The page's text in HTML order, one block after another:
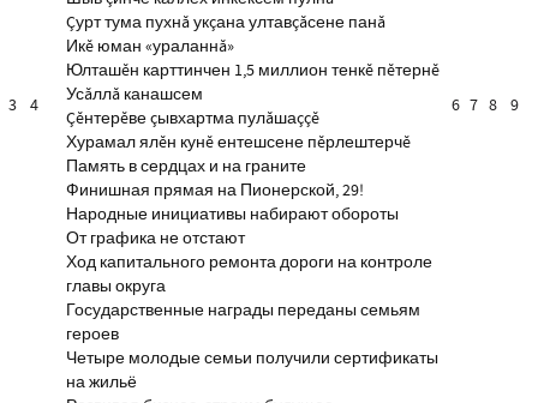
3 4
Çурт тума пухнă укçана ултавçăсене панă
Икĕ юман «ураланнă»
Юлташĕн карттинчен 1,5 миллион тенкĕ пĕтернĕ
Усăллă канашсем
Çĕнтерĕве çывхартма пулăшаççĕ
Хурамал ялĕн кунĕ ентешсене пĕрлештерчĕ
Память в сердцах и на граните
Финишная прямая на Пионерской, 29!
Народные инициативы набирают обороты
От графика не отстают
Ход капитального ремонта дороги на контроле
главы округа
Государственные награды переданы семьям
героев
Четыре молодые семьи получили сертификаты
на жильё
6 7 8 9